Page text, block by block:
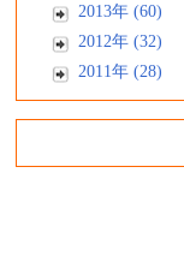
2013年 (60)
2012年 (32)
2011年 (28)